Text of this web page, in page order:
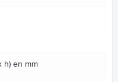
h) en mm